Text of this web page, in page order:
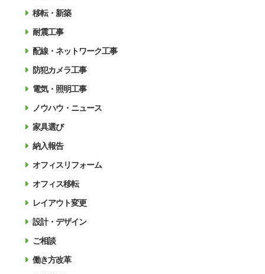
移転・新築
耐震工事
配線・ネットワーク工事
防犯カメラ工事
電気・照明工事
ノウハウ・ニュース
家具選び
納入報告
オフィスリフォーム
オフィス移転
レイアウト変更
設計・デザイン
ご相談
働き方改革